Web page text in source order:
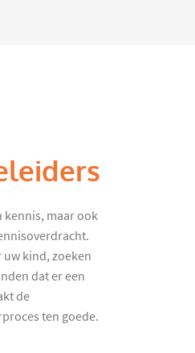
kennis, maar ook
uw kind, zoeken
dat er een
de
ten goede.